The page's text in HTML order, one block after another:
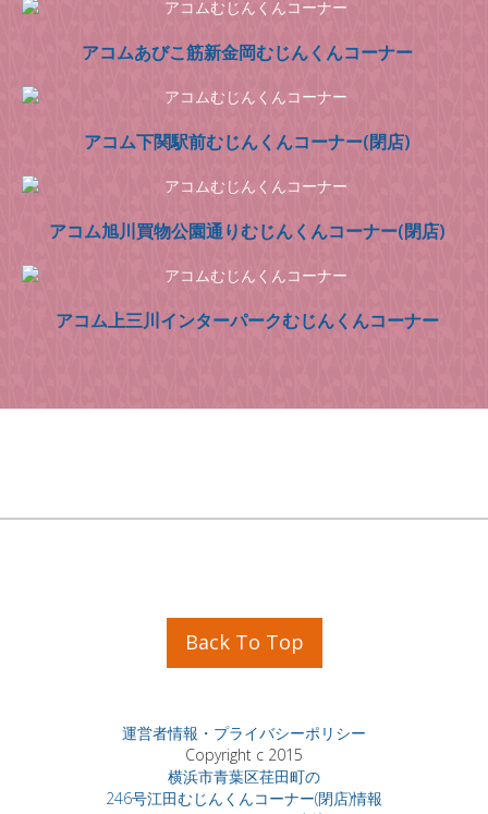
アコムあびこ筋新金岡むじんくんコーナー
アコム下関駅前むじんくんコーナー(閉店)
アコム旭川買物公園通りむじんくんコーナー(閉店)
アコム上三川インターパークむじんくんコーナー
Back To Top
運営者情報・プライバシーポリシー
Copyright c 2015
横浜市青葉区荏田町の
246号江田むじんくんコーナー(閉店)情報